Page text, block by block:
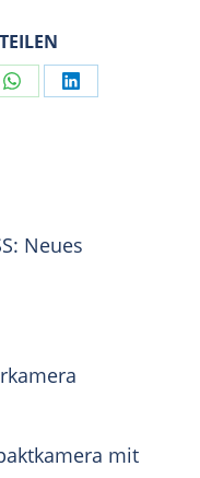
Share Share
Neues
mit